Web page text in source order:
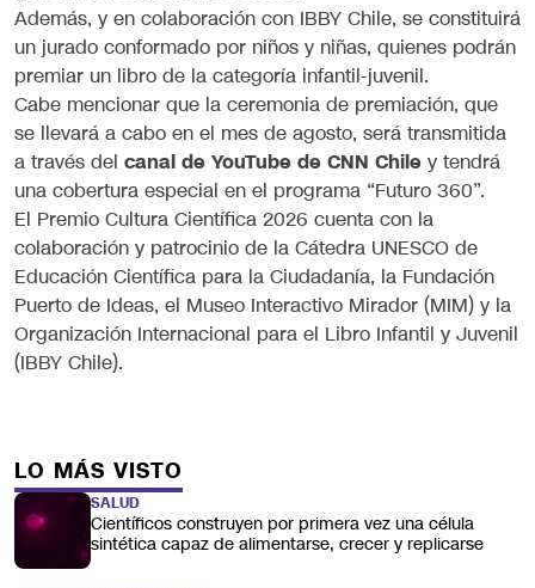
Además, y en colaboración con IBBY Chile, se constituirá
un jurado conformado por niños y niñas, quienes podrán
premiar un libro de la categoría infantil-juvenil.
Cabe mencionar que la ceremonia de premiación, que
se llevará a cabo en el mes de agosto, será transmitida
a través del canal de YouTube de CNN Chile y tendrá
una cobertura especial en el programa “Futuro 360”.
El Premio Cultura Científica 2026 cuenta con la
colaboración y patrocinio de la Cátedra UNESCO de
Educación Científica para la Ciudadanía, la Fundación
Puerto de Ideas, el Museo Interactivo Mirador (MIM) y la
Organización Internacional para el Libro Infantil y Juvenil
(IBBY Chile).
LO MÁS VISTO
SALUD
Científicos construyen por primera vez una célula
sintética capaz de alimentarse, crecer y replicarse